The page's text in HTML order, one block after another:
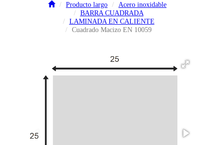
Producto largo
Acero inoxidable
BARRA CUADRADA
LAMINADA EN CALIENTE
Cuadrado Macizo EN 10059